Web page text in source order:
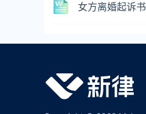
女方离婚起诉书